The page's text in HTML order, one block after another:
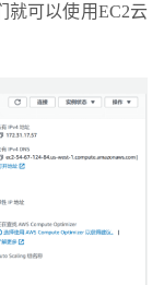
就可以使用EC2云